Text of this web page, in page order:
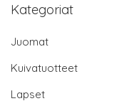
Kategoriat
Juomat
Kuivatuotteet
Lapset